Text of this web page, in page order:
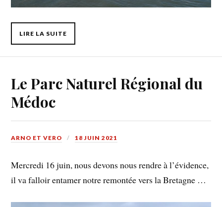
LIRE LA SUITE
Le Parc Naturel Régional du
Médoc
ARNO ET VERO 18 JUIN 2021
Mercredi 16 juin, nous devons nous rendre à l’évidence,
il va falloir entamer notre remontée vers la Bretagne …